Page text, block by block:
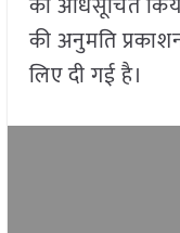
की अनुमति
लिए दी गई है।